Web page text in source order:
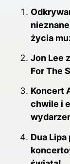
życia
Jon Lee
For The
Koncert
chwile i
Dua